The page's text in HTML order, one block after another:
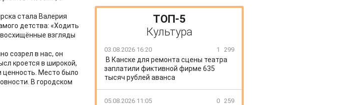
стала Валерия
детства: «Ходить
восхищённые взгляды
созрел в нас, он
кроется в широкой,
ценность. Место было
В городском
ТОП-5
Культура
03.08.2026 16:20 1 299
В Канске для ремонта сцены театра
заплатили фиктивной фирме 635
тысяч рублей аванса
05.08.2026 11:05 0 259